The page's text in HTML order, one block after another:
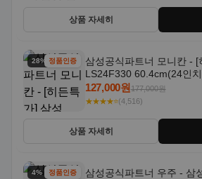
상품 자세히
28% 할인정품인증
삼성공식파트너 모니칸 - [
LS24F330 60.4cm(24인
컴퓨터 모니터
127,000원177,000원
★★★★⭐(4,516)
상품 자세히
4% 할인정품인증
삼성공식파트너 우주 - 삼